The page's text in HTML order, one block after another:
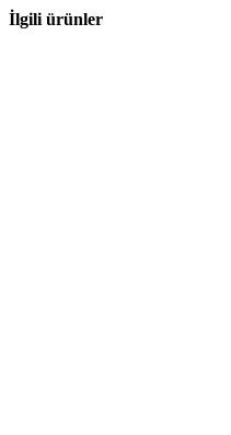
İlgili ürünler